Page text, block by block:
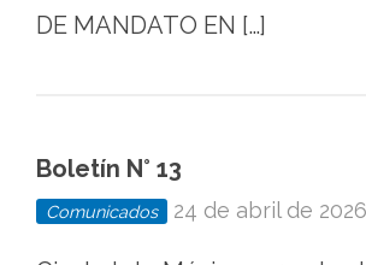
DE MANDATO EN […]
Boletín N° 13
Comunicados 24 de abril de 2026